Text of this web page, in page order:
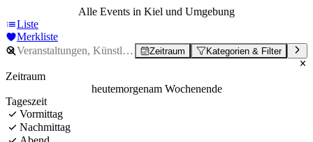
Alle Events in Kiel und Umgebung
Liste
Merkliste
Zeitraum Kategorien & Filter
Zeitraum
heutemorgenam Wochenende
Tageszeit
Vormittag
Nachmittag